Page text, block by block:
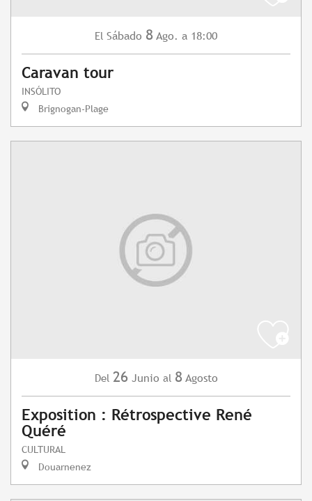
El Sábado 8 Ago. a 18:00
Caravan tour
INSÓLITO
Brignogan-Plage
Del 26 Junio al 8 Agosto
Exposition : Rétrospective René
Quéré
CULTURAL
Douarnenez